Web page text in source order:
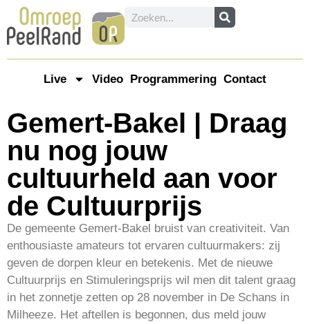
Live Video Programmering Contact
Gemert-Bakel | Draag
nu nog jouw
cultuurheld aan voor
de Cultuurprijs
De gemeente Gemert-Bakel bruist van creativiteit. Van
enthousiaste amateurs tot ervaren cultuurmakers: zij
geven de dorpen kleur en betekenis. Met de nieuwe
Cultuurprijs en Stimuleringsprijs wil men dit talent graag
in het zonnetje zetten op 28 november in De Schans in
Milheeze. Het aftellen is begonnen, dus meld jouw